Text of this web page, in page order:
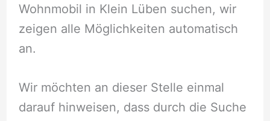
Wohnmobil in Klein Lüben suchen, wir
zeigen alle Möglichkeiten automatisch
an.
Wir möchten an dieser Stelle einmal
darauf hinweisen, dass durch die Suche